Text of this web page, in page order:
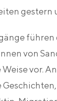
gestern
von
vor.